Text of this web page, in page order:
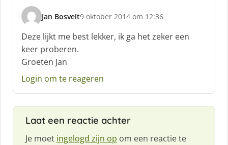
Jan Bosvelt
s
c
h
r
e
e
:
9 oktober 2014 om 12:36
Deze lijkt me best lekker, ik ga het zeker een
keer proberen.
Groeten Jan
Login om te reageren
Laat een reactie achter
Je moet ingelogd zijn op om een reactie te